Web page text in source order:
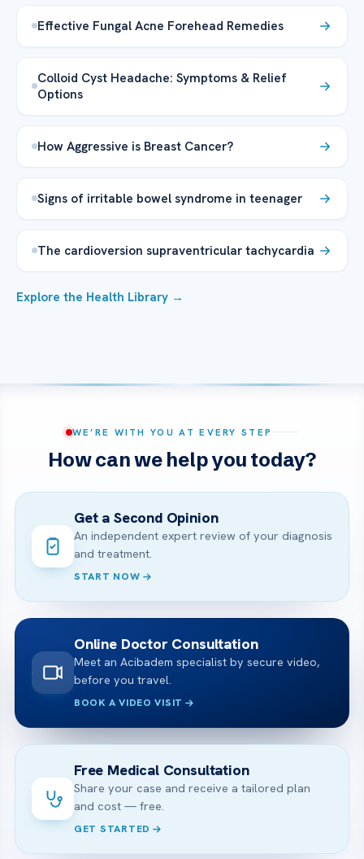
Effective Fungal Acne Forehead Remedies
Colloid Cyst Headache: Symptoms & Relief
Options
How Aggressive is Breast Cancer?
Signs of irritable bowel syndrome in teenager
The cardioversion supraventricular tachycardia
Explore the Health Library →
WE’RE WITH YOU AT EVERY STEP
How can we help you today?
Get a Second Opinion
An independent expert review of your diagnosis
and treatment.
START NOW
Online Doctor Consultation
Meet an Acibadem specialist by secure video,
before you travel.
BOOK A VIDEO VISIT
Free Medical Consultation
Share your case and receive a tailored plan
and cost — free.
GET STARTED